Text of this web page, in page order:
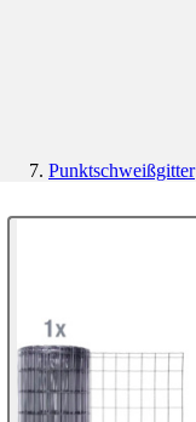
Punktschweißgitter